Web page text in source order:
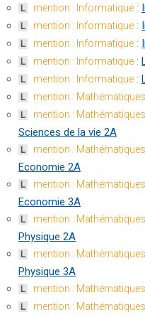
L mention : Informatique :
L mention : Informatique :
L mention : Informatique :
L mention : Informatique :
L mention : Informatique :
L mention : Mathématiques
L mention : Mathématiques
Sciences de la vie 2A
L mention : Mathématiques
Economie 2A
L mention : Mathématiques
Economie 3A
L mention : Mathématiques
Physique 2A
L mention : Mathématiques
Physique 3A
L mention : Mathématiques
L mention : Mathématiques